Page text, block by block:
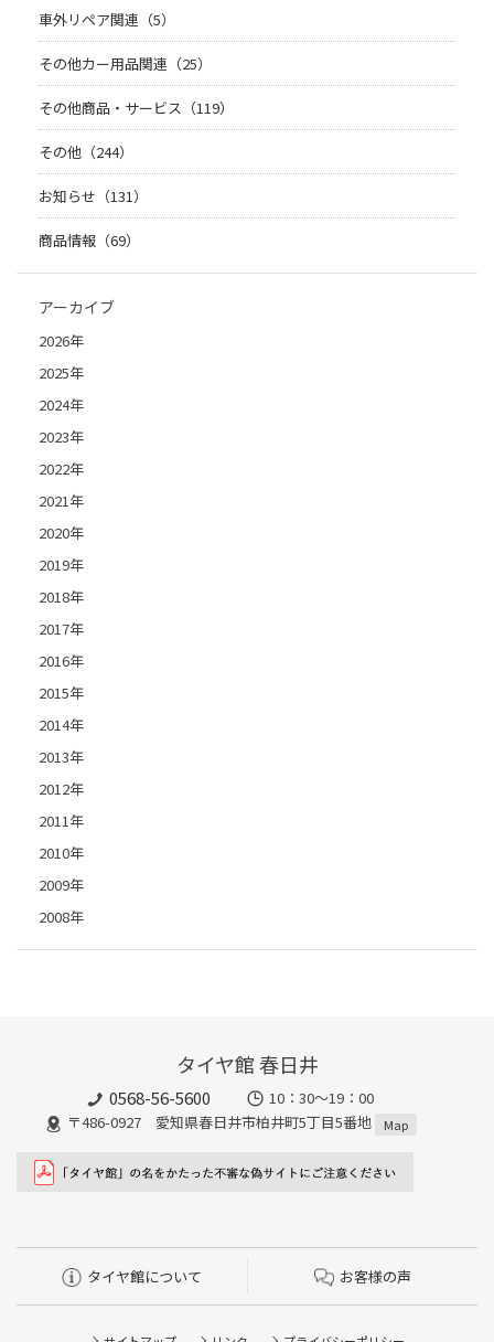
車外リペア関連（5）
その他カー用品関連（25）
その他商品・サービス（119）
その他（244）
お知らせ（131）
商品情報（69）
アーカイブ
2026年
2025年
2024年
2023年
2022年
2021年
2020年
2019年
2018年
2017年
2016年
2015年
2014年
2013年
2012年
2011年
2010年
2009年
2008年
タイヤ館 春日井
0568-56-5600
10：30～19：00
〒486-0927 愛知県春日井市柏井町5丁目5番地
Map
タイヤ館について お客様の声